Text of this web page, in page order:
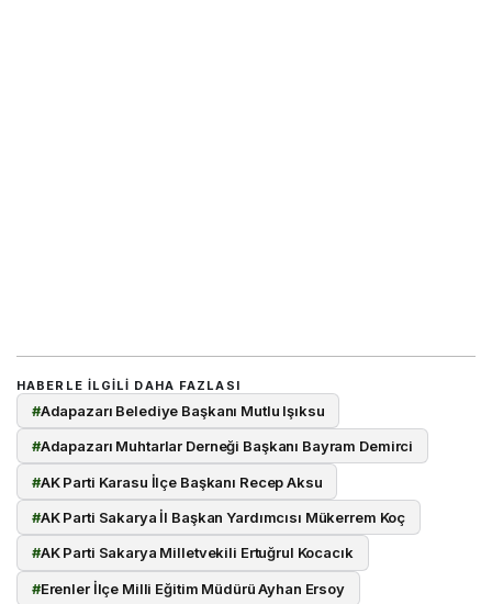
HABERLE ILGILI DAHA FAZLASI
#Adapazarı Belediye Başkanı Mutlu Işıksu
#Adapazarı Muhtarlar Derneği Başkanı Bayram Demirci
#AK Parti Karasu İlçe Başkanı Recep Aksu
#AK Parti Sakarya İl Başkan Yardımcısı Mükerrem Koç
#AK Parti Sakarya Milletvekili Ertuğrul Kocacık
#Erenler İlçe Milli Eğitim Müdürü Ayhan Ersoy